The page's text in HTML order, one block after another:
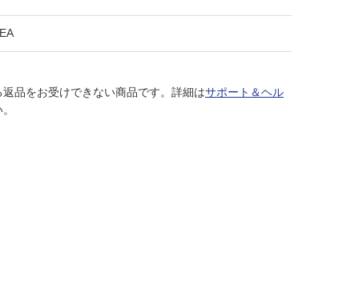
品をお受けできない商品です。詳細はサポート＆ヘル